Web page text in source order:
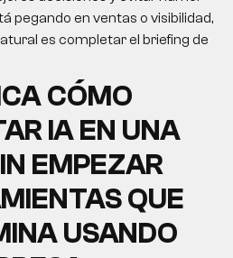
pegando en ventas o visibilidad,
es completar el briefing de
CÓMO
IA EN UNA
EMPEZAR
QUE
USANDO